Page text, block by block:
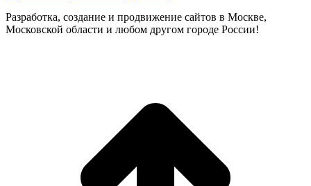
Разработка, создание и продвижение сайтов в Москве,
Московской области и любом другом городе России!